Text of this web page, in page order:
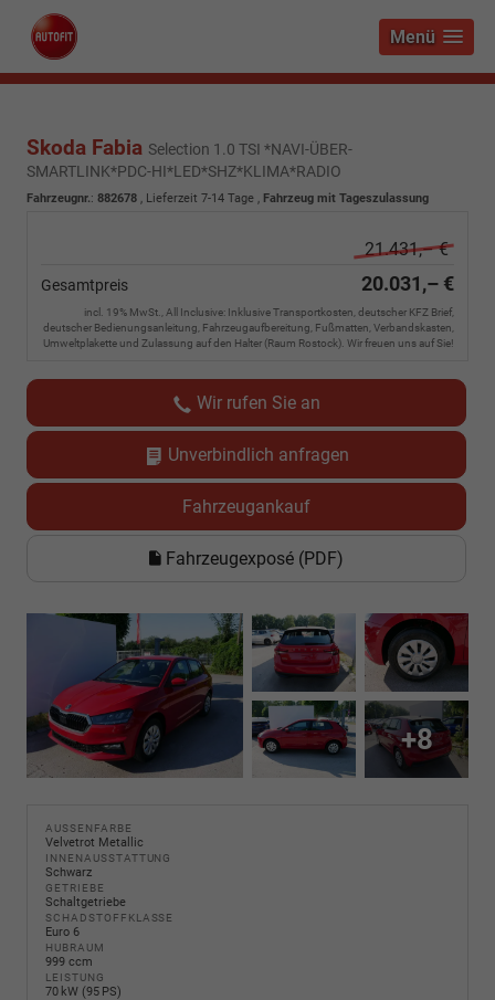
Menü
Skoda Fabia Selection 1.0 TSI *NAVI-ÜBER-
SMARTLINK*PDC-HI*LED*SHZ*KLIMA*RADIO
Fahrzeugnr.: 882678 , Lieferzeit 7-14 Tage , Fahrzeug mit Tageszulassung
21.431,– €
Gesamtpreis 20.031,– €
incl. 19% MwSt., All Inclusive: Inklusive Transportkosten, deutscher KFZ Brief,
deutscher Bedienungsanleitung, Fahrzeugaufbereitung, Fußmatten, Verbandskasten,
Umweltplakette und Zulassung auf den Halter (Raum Rostock). Wir freuen uns auf Sie!
Wir rufen Sie an
Unverbindlich anfragen
Fahrzeugankauf
Fahrzeugexposé (PDF)
+8
AUSSENFARBE
Velvetrot Metallic
INNENAUSSTATTUNG
Schwarz
GETRIEBE
Schaltgetriebe
SCHADSTOFFKLASSE
Euro 6
HUBRAUM
999 ccm
LEISTUNG
70 kW (95 PS)